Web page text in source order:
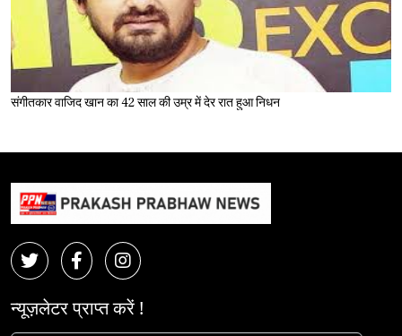
संगीतकार वाजिद खान का 42 साल की उम्र में देर रात हुआ निधन
न्यूज़लेटर प्राप्त करें !